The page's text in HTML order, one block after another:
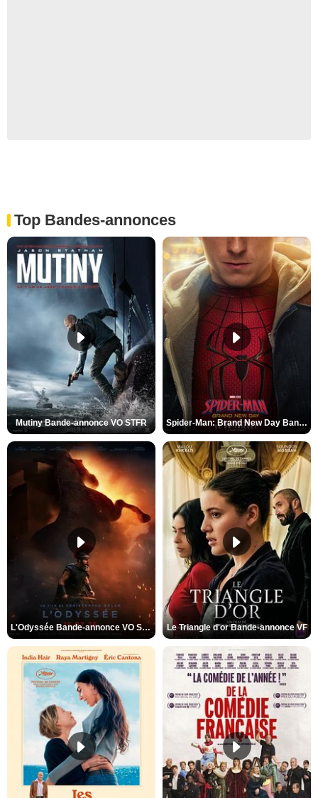
Top Bandes-annonces
Mutiny Bande-annonce VO STFR Spider-Man: Brand New Day Bande-annonce VO STFR
L'Odyssée Bande-annonce VO STFR Le Triangle d'or Bande-annonce VF